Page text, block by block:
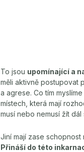
To jsou upomínající a
měli aktivně postupovat
a agrese. Co tím
místech, která mají
musí nebo nemusí žít
Jiní mají zase
Přináší do této